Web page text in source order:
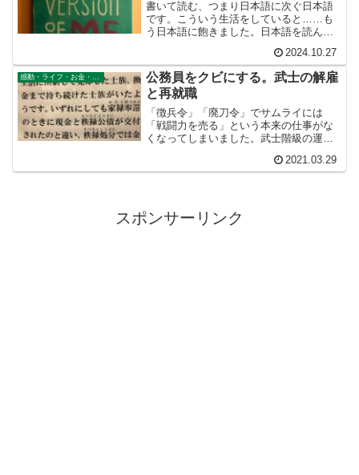
書いて読む、つまり日本語に次ぐ日本語
です。こういう生活をしていると……も
う日本語に飽きました。日本語を読んで
す。その言葉に慣れ切ってしまいました
からね。でも外国語ならば、あいさつ程
度のレベルの低い会話でも楽しめます。
子供がはじめて喋れた時の新鮮な感動を
もう一度あじわうことができます。趣味
の語学のこれがだいご味です。
2024.10.27
公務員をクビにする。武士の解雇
と再就職
「徴兵令」「廃刀令」でサムライには
「戦闘力を売る」という本来の仕事がな
くなってしまいました。武士階級の運命
でした。やがて秩禄処分により武士は全
員クビになり職を探さなければならなく
2021.03.29
スポンサーリンク